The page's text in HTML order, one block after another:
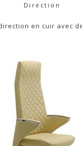
Direction
en cuir avec